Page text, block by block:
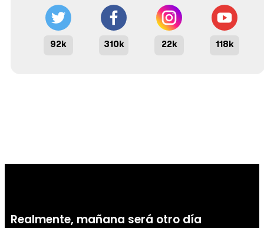
92k 310k 22k 118k
Realmente, mañana será otro día